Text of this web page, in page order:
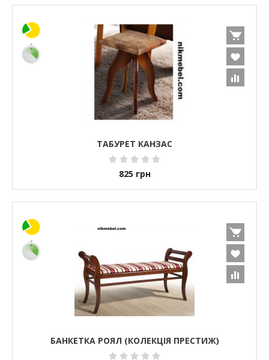
ТАБУРЕТ КАНЗАС
825 грн
БАНКЕТКА РОЯЛ (КОЛЕКЦІЯ ПРЕСТИЖ)